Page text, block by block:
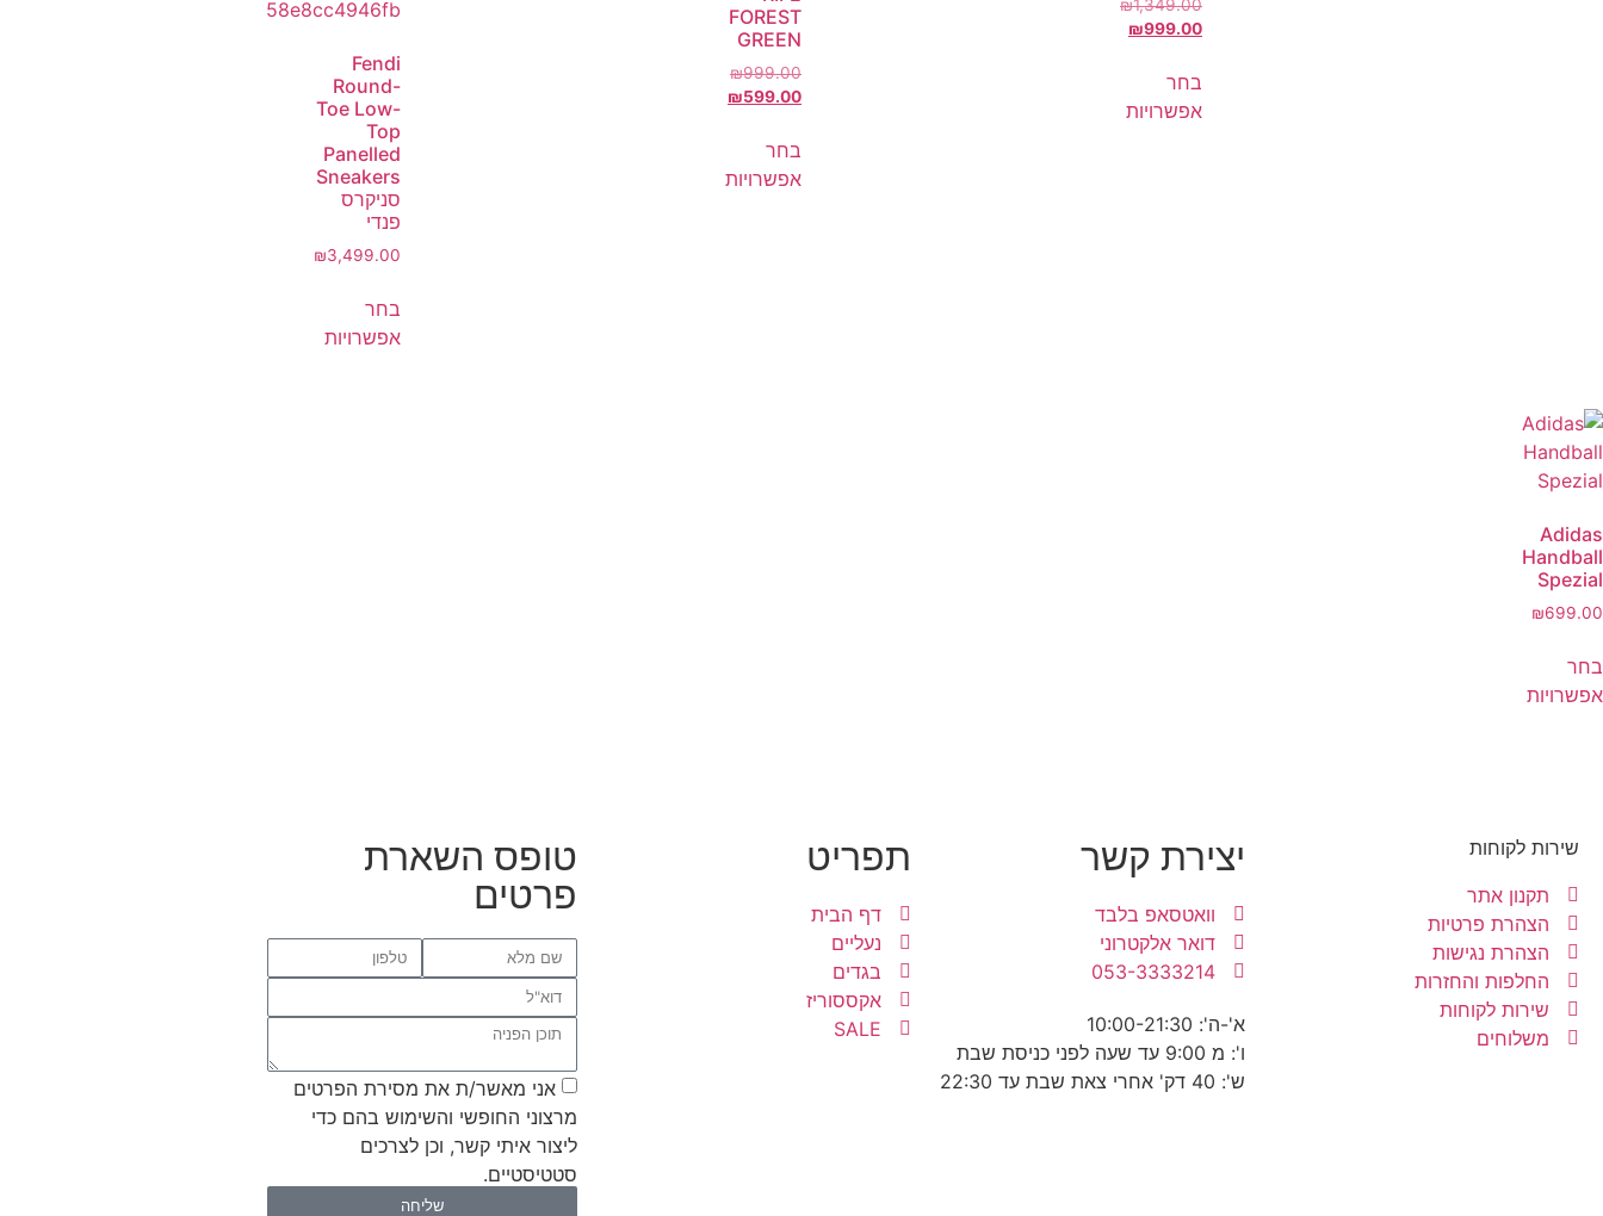
₪1,349.00
₪999.00
בחר
אפשרויות
FOREST
GREEN
₪999.00
₪599.00
בחר
אפשרויות
Fendi
Round-
Toe Low-
Top
Panelled
Sneakers
סניקרס
פנדי
₪3,499.00
בחר
אפשרויות
Adidas
Handball
Spezial
₪699.00
בחר
אפשרויות
שירות לקוחות
תקנון אתר
הצהרת פרטיות
הצהרת נגישות
החלפות והחזרות
שירות לקוחות
משלוחים
יצירת קשר
וואטסאפ בלבד
דואר אלקטרוני
053-3333214
א'-ה': 10:00-21:30
ו': מ 9:00 עד שעה לפני כניסת שבת
ש': 40 דק' אחרי צאת שבת עד 22:30
תפריט
דף הבית
נעליים
בגדים
אקססוריז
SALE
טופס השארת
פרטים
אני מאשר/ת את מסירת הפרטים
מרצוני החופשי והשימוש בהם כדי
ליצור איתי קשר, וכן לצרכים
סטטיסטיים.
שליחה